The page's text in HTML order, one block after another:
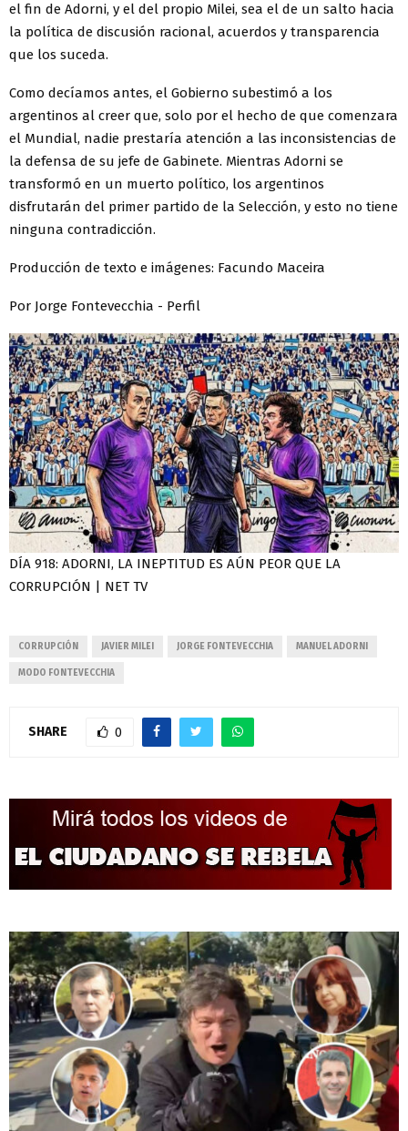
el fin de Adorni, y el del propio Milei, sea el de un salto hacia
la política de discusión racional, acuerdos y transparencia
que los suceda.
Como decíamos antes, el Gobierno subestimó a los
argentinos al creer que, solo por el hecho de que comenzara
el Mundial, nadie prestaría atención a las inconsistencias de
la defensa de su jefe de Gabinete. Mientras Adorni se
transformó en un muerto político, los argentinos
disfrutarán del primer partido de la Selección, y esto no tiene
ninguna contradicción.
Producción de texto e imágenes: Facundo Maceira
Por Jorge Fontevecchia - Perfil
DÍA 918: ADORNI, LA INEPTITUD ES AÚN PEOR QUE LA
CORRUPCIÓN | NET TV
CORRUPCIÓN JAVIER MILEI JORGE FONTEVECCHIA MANUEL ADORNI
MODO FONTEVECCHIA
SHARE 0